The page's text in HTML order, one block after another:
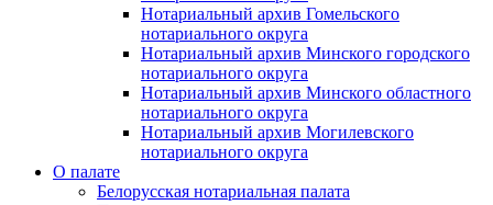
Нотариальный архив Гомельского
нотариального округа
Нотариальный архив Минского городского
нотариального округа
Нотариальный архив Минского областного
нотариального округа
Нотариальный архив Могилевского
нотариального округа
О палате
Белорусская нотариальная палата